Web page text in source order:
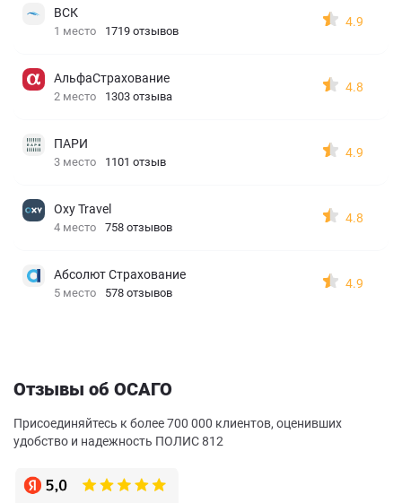
ВСК
1 место 1719 отзывов
4.9
АльфаСтрахование
2 место 1303 отзыва
4.8
ПАРИ
3 место 1101 отзыв
4.9
Oxy Travel
4 место 758 отзывов
4.8
Абсолют Страхование
5 место 578 отзывов
4.9
Отзывы об ОСАГО
Присоединяйтесь к более 700 000 клиентов, оценивших
удобство и надежность ПОЛИС 812